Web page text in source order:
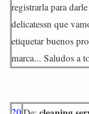
registrarla para
delicatessn que
etiquetar buenos
marca... Saludos a